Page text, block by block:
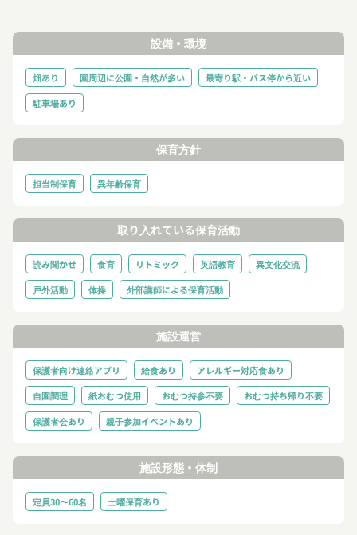
設備・環境
畑あり 園周辺に公園・自然が多い
最寄り駅・バス停から近い
駐車場あり
保育方針
担当制保育 異年齢保育
取り入れている保育活動
読み聞かせ 食育 リトミック 英語教育
異文化交流
戸外活動
体操 外部講師による保育活動
施設運営
保護者向け連絡アプリ 給食あり
アレルギー対応食あり
自園調理
紙おむつ使用 おむつ持参不要
おむつ持ち帰り不要
保護者会あり
親子参加イベントあり
施設形態・体制
定員30〜60名 土曜保育あり